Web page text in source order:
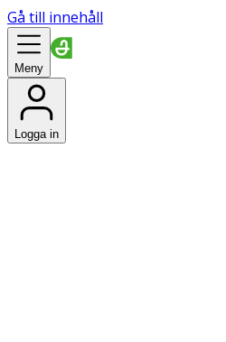
Gå till innehåll
Meny
Logga in